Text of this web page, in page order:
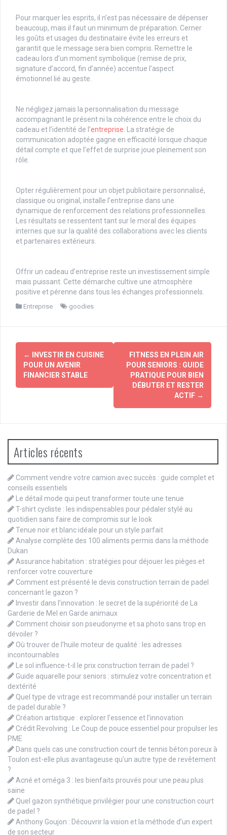
Pour marquer les esprits, il n’est pas nécessaire de dépenser
beaucoup, mais il faut un minimum de préparation. Cerner
les goûts et usages du destinataire évite les erreurs et
garantit que le message sera bien compris. Remettre le
cadeau lors d’un moment symbolique (remise de prix,
signature d’accord, fin d’année) accentue l’aspect
émotionnel lié au geste.
Ne négligez jamais la personnalisation du message
accompagnant le présent ni la cohérence entre le choix du
cadeau et l’identité de l’entreprise . La stratégie de
communication adoptée gagne en efficacité lorsque chaque
détail compte et que l’effet de surprise joue pleinement son
rôle.
Opter régulièrement pour un objet publicitaire personnalisé,
classique ou original, installe l’entreprise dans une
dynamique de renforcement des relations professionnelles.
Les résultats se ressentent tant sur le moral des équipes
internes que sur la qualité des collaborations avec les clients
et partenaires extérieurs.
Offrir un cadeau d’entreprise reste un investissement simple
mais puissant. Cette démarche cultive une atmosphère
positive et pérenne dans tous les échanges professionnels.
Entreprise goodies
Navigation
d'article
←
INVESTIR EN CUISINE
POUR UN AVENIR
FINANCIER STABLE
FITNESS EN PLEIN AIR
POUR SENIORS : GUIDE
PRATIQUE POUR BIEN
DÉBUTER ET RESTER
ACTIF →
Articles récents
Comment vendre votre camion avec succès : guide complet et
conseils essentiels
Le détail mode qui peut transformer toute une tenue
T-shirt cycliste : les indispensables pour pédaler stylé au
quotidien sans faire de compromis sur le look
Tenue noir et blanc idéale pour un style parfait
Analyse complète des 100 aliments permis dans la méthode
Dukan
Assurance habitation : stratégies pour déjouer les pièges et
renforcer votre couverture
Comment est présenté le devis construction terrain de padel
concernant le gazon ?
Investir dans l’innovation : le secret de la supériorité de La
Garderie de Mel en Garde animaux
Comment choisir son pseudonyme et sa photo sans trop en
dévoiler ?
Où trouver de l’huile moteur de qualité : les adresses
incontournables
Le sol influence-t-il le prix construction terrain de padel ?
Guide aquarelle pour seniors : stimulez votre concentration et
dextérité
Quel type de vitrage est recommandé pour installer un terrain
de padel durable ?
Création artistique : explorer l’essence et l’innovation
Crédit Revolving : Le Coup de pouce essentiel pour propulser les
PME
Dans quels cas une construction court de tennis béton poreux à
Toulon est-elle plus avantageuse qu’un autre type de revêtement
?
Acné et oméga 3 : les bienfaits prouvés pour une peau plus
saine
Quel gazon synthétique privilégier pour une construction court
de padel ?
Anthony Goujon : Découvrir la vision et la méthode d’un expert
de son secteur